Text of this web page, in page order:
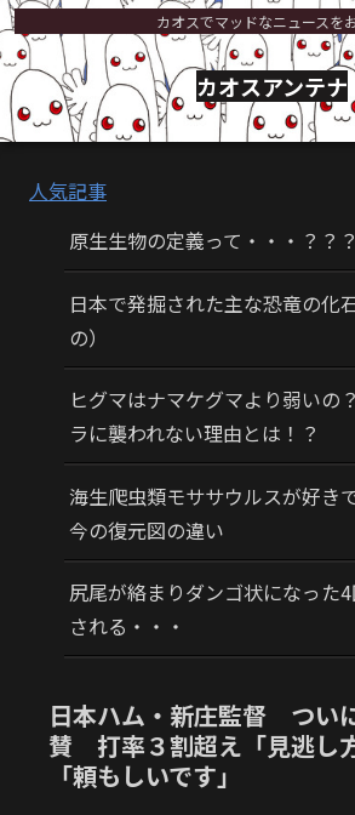
カオスでマッドなニュースを
カオスアンテナ
人気記事
原生生物の定義って・・・？？？
日本で発掘された主な恐竜の化
の）
ヒグマはナマケグマより弱いの
ラに襲われない理由とは！？
海生爬虫類モササウルスが好
今の復元図の違い
尻尾が絡まりダンゴ状になった
される・・・
日本ハム・新庄監督 つい
賛 打率３割超え「見逃し
「頼もしいです」